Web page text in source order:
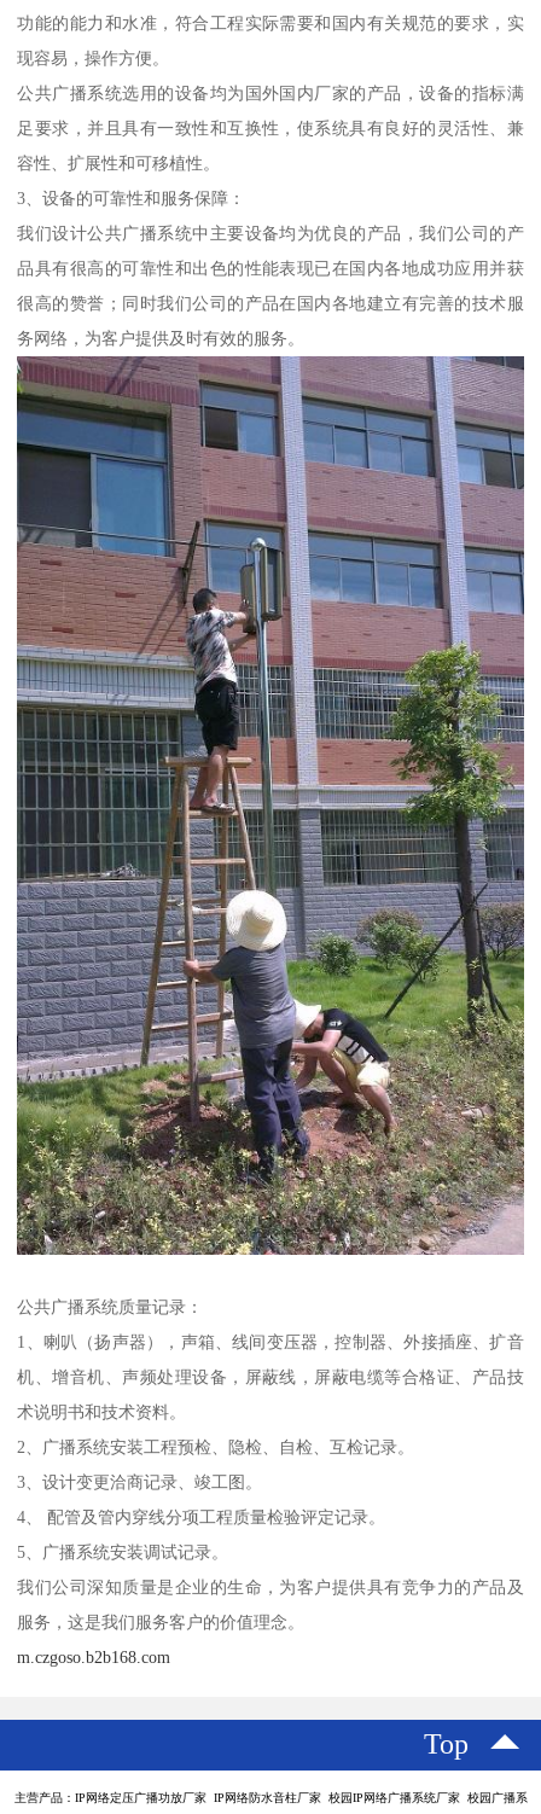
功能的能力和水准，符合工程实际需要和国内有关规范的要求，实
现容易，操作方便。
公共广播系统选用的设备均为国外国内厂家的产品，设备的指标满
足要求，并且具有一致性和互换性，使系统具有良好的灵活性、兼
容性、扩展性和可移植性。
3、设备的可靠性和服务保障：
我们设计公共广播系统中主要设备均为优良的产品，我们公司的产
品具有很高的可靠性和出色的性能表现已在国内各地成功应用并获
很高的赞誉；同时我们公司的产品在国内各地建立有完善的技术服
务网络，为客户提供及时有效的服务。
公共广播系统质量记录：
1、喇叭（扬声器），声箱、线间变压器，控制器、外接插座、扩音
机、增音机、声频处理设备，屏蔽线，屏蔽电缆等合格证、产品技
术说明书和技术资料。
2、广播系统安装工程预检、隐检、自检、互检记录。
3、设计变更洽商记录、竣工图。
4、 配管及管内穿线分项工程质量检验评定记录。
5、广播系统安装调试记录。
我们公司深知质量是企业的生命，为客户提供具有竞争力的产品及
服务，这是我们服务客户的价值理念。
m.czgoso.b2b168.com
Top
主营产品：IP网络定压广播功放厂家 IP网络防水音柱厂家 校园IP网络广播系统厂家 校园广播系